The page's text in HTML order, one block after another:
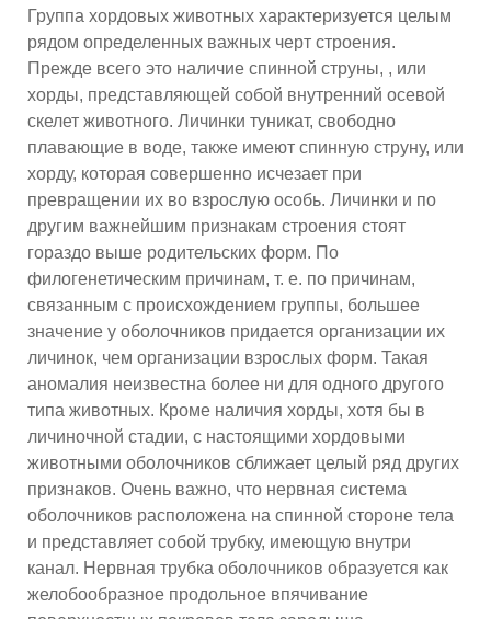
Группа хордовых животных характеризуется целым
рядом определенных важных черт строения.
Прежде всего это наличие спинной струны, , или
хорды, представляющей собой внутренний осевой
скелет животного. Личинки туникат, свободно
плавающие в воде, также имеют спинную струну, или
хорду, которая совершенно исчезает при
превращении их во взрослую особь. Личинки и по
другим важнейшим признакам строения стоят
гораздо выше родительских форм. По
филогенетическим причинам, т. е. по причинам,
связанным с происхождением группы, большее
значение у оболочников придается организации их
личинок, чем организации взрослых форм. Такая
аномалия неизвестна более ни для одного другого
типа животных. Кроме наличия хорды, хотя бы в
личиночной стадии, с настоящими хордовыми
животными оболочников сближает целый ряд других
признаков. Очень важно, что нервная система
оболочников расположена на спинной стороне тела
и представляет собой трубку, имеющую внутри
канал. Нервная трубка оболочников образуется как
желобообразное продольное впячивание